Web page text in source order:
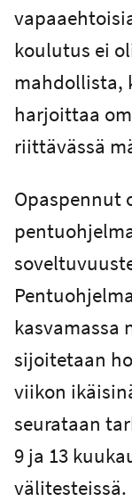
koulutus ei
mahdollista,
harjoittaa
riittävässä
Opaspennut
kasvamassa
sijoitetaan
viikon
seurataan
9 ja 13
välitesteissä.